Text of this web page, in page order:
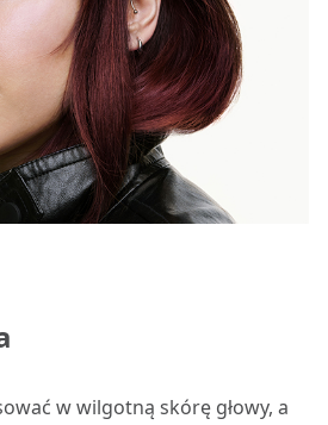
w wilgotną skórę głowy, a